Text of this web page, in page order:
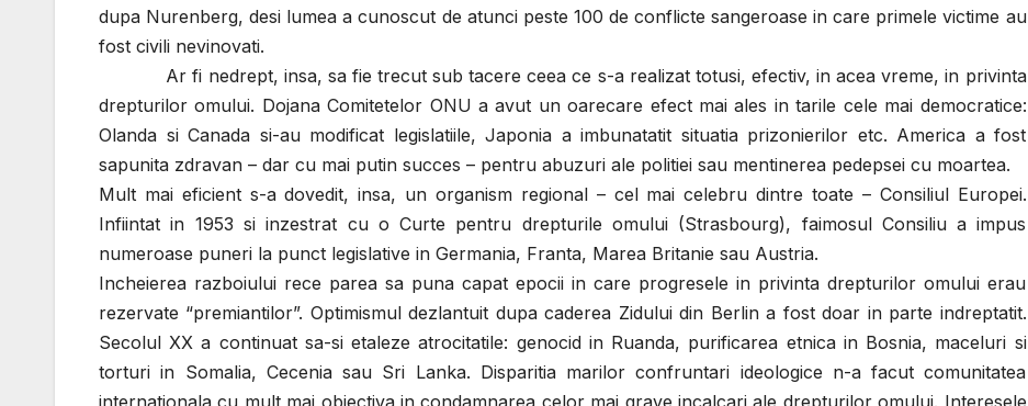
dupa Nurenberg, desi lumea a cunoscut de atunci peste 100 de conflicte sangeroase in care primele victime au
fost civili nevinovati.
Ar fi nedrept, insa, sa fie trecut sub tacere ceea ce s-a realizat totusi, efectiv, in acea vreme, in privinta
drepturilor omului. Dojana Comitetelor ONU a avut un oarecare efect mai ales in tarile cele mai democratice:
Olanda si Canada si-au modificat legislatiile, Japonia a imbunatatit situatia prizonierilor etc. America a fost
sapunita zdravan – dar cu mai putin succes – pentru abuzuri ale politiei sau mentinerea pedepsei cu moartea.
Mult mai eficient s-a dovedit, insa, un organism regional – cel mai celebru dintre toate – Consiliul Europei.
Infiintat in 1953 si inzestrat cu o Curte pentru drepturile omului (Strasbourg), faimosul Consiliu a impus
numeroase puneri la punct legislative in Germania, Franta, Marea Britanie sau Austria.
Incheierea razboiului rece parea sa puna capat epocii in care progresele in privinta drepturilor omului erau
rezervate “premiantilor”. Optimismul dezlantuit dupa caderea Zidului din Berlin a fost doar in parte indreptatit.
Secolul XX a continuat sa-si etaleze atrocitatile: genocid in Ruanda, purificarea etnica in Bosnia, maceluri si
torturi in Somalia, Cecenia sau Sri Lanka. Disparitia marilor confruntari ideologice n-a facut comunitatea